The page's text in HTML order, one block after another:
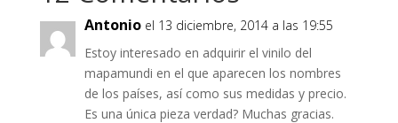
Antonio el 13 diciembre, 2014 a las 19:55
Estoy interesado en adquirir el vinilo del
mapamundi en el que aparecen los nombres
de los países, así como sus medidas y precio.
Es una única pieza verdad? Muchas gracias.